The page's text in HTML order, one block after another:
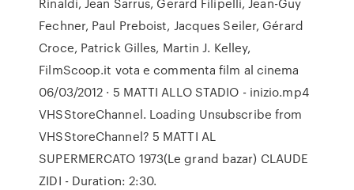
Fechner, Paul Preboist, Jacques Seiler, Gérard
Croce, Patrick Gilles, Martin J. Kelley,
FilmScoop.it vota e commenta film al cinema
06/03/2012 · 5 MATTI ALLO STADIO - inizio.mp4
VHSStoreChannel. Loading Unsubscribe from
VHSStoreChannel? 5 MATTI AL
SUPERMERCATO 1973(Le grand bazar) CLAUDE
ZIDI - Duration: 2:30.